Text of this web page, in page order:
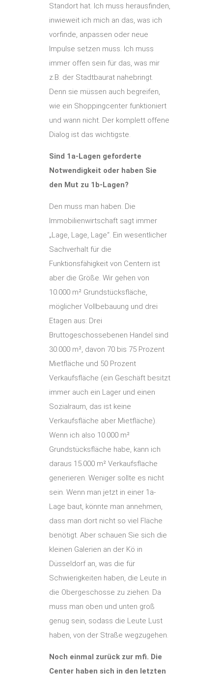
Standort hat. Ich muss herausfinden,
inwieweit ich mich an das, was ich
vorfinde, anpassen oder neue
Impulse setzen muss. Ich muss
immer offen sein für das, was mir
z.B. der Stadtbaurat nahebringt.
Denn sie müssen auch begreifen,
wie ein Shoppingcenter funktioniert
und wann nicht. Der komplett offene
Dialog ist das wichtigste.
Sind 1a-Lagen geforderte
Notwendigkeit oder haben Sie
den Mut zu 1b-Lagen?
Den muss man haben. Die
Immobilienwirtschaft sagt immer
„Lage, Lage, Lage“. Ein wesentlicher
Sachverhalt für die
Funktionsfähigkeit von Centern ist
aber die Größe. Wir gehen von
10.000 m² Grundstücksfläche,
möglicher Vollbebauung und drei
Etagen aus: Drei
Bruttogeschossebenen Handel sind
30.000 m², davon 70 bis 75 Prozent
Mietfläche und 50 Prozent
Verkaufsfläche (ein Geschäft besitzt
immer auch ein Lager und einen
Sozialraum, das ist keine
Verkaufsfläche aber Mietfläche).
Wenn ich also 10.000 m²
Grundstücksfläche habe, kann ich
daraus 15.000 m² Verkaufsfläche
generieren. Weniger sollte es nicht
sein. Wenn man jetzt in einer 1a-
Lage baut, könnte man annehmen,
dass man dort nicht so viel Fläche
benötigt. Aber schauen Sie sich die
kleinen Galerien an der Kö in
Düsseldorf an, was die für
Schwierigkeiten haben, die Leute in
die Obergeschosse zu ziehen. Da
muss man oben und unten groß
genug sein, sodass die Leute Lust
haben, von der Straße wegzugehen.
Noch einmal zurück zur mfi. Die
Center haben sich in den letzten